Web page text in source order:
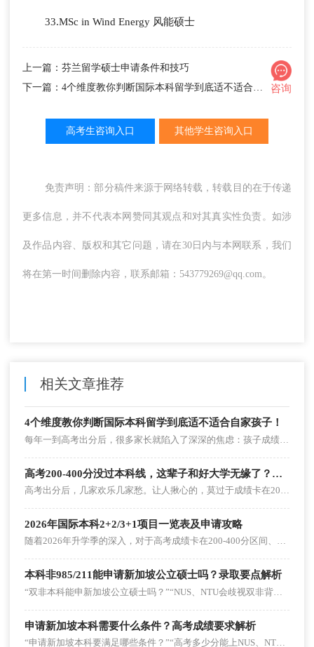
33.MSc in Wind Energy 风能硕士
上一篇：芬兰留学硕士申请条件和技巧
下一篇：4个维度教你判断国际本科留学到底适不适合自家孩子！
咨询
高考生咨询入口 其他学生咨询入口
免责声明：部分稿件来源于网络转载，转载目的在于传递
更多信息，并不代表本网赞同其观点和对其真实性负责。如涉
及作品内容、版权和其它问题，请在30日内与本网联系，我们
将在第一时间删除内容，联系邮箱：543779269@qq.com。
相关文章推荐
4个维度教你判断国际本科留学到底适不适合自家孩子！
高考200-400分没过本科线，这辈子和好大学无缘了？这条路让你弯道超车！
高考出分后，几家欢乐几家愁。让人揪心的，莫过于成绩卡在200-400分之间的同学。这个分数，没过本科线，去读专科心有不甘，复读又怕明年竞争更激烈，孩子心理扛不住。难道分数一旦定型，孩子这辈子就注定和优质高等教育无缘了吗？别灰心！对于这类同学来说，国际本科可能是一条绝佳的“弯道超车”赛道。今天我们就来聊聊，高考没过本科线，到底能不能通过国际本科逆袭知名大学。
2026年国际本科2+2/3+1项目一览表及申请攻略
随着2026年升学季的深入，对于高考成绩卡在200-400分区间、或不想被统招分数限制的学生来说，“国际本科”提供了一条极具性价比的逆袭赛道。然而，面对市面上繁杂的2+2、3+1、1+3等学制，以及真假难辨的招生宣传，许多家庭常常陷入“怎么选”、“怎么申”的焦虑中。
本科非985/211能申请新加坡公立硕士吗？录取要点解析
申请新加坡本科需要什么条件？高考成绩要求解析
“申请新加坡本科要满足哪些条件？”“高考多少分能上NUS、NTU？”“除了高考还有其他申请路径吗？”……新加坡本科因优质教育资源和高认可度，成为国内学子留学热门选择，但不同院校的申请门槛差异较大，尤其是高考成绩要求让不少申请者困惑。